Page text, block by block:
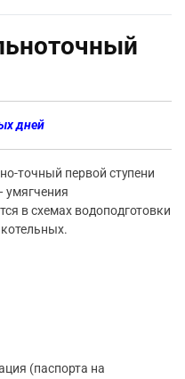
дней
точный первой ступени
умягчения
в схемах водоподготовки
(паспорта на